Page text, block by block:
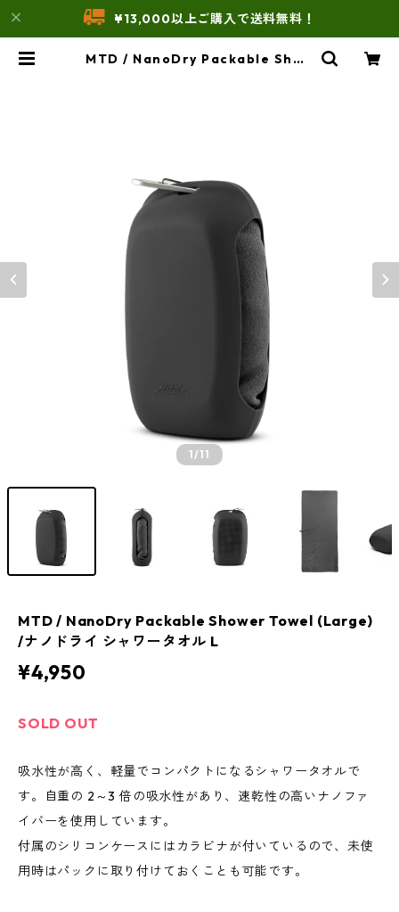
¥13,000以上ご購入で送料無料！
MTD / NanoDry Packable Show
1/11
MTD / NanoDry Packable Shower Towel (Large)
/ナノドライ シャワータオル L
¥4,950
SOLD OUT
吸水性が高く、軽量でコンパクトになるシャワータオルで
す。自重の 2～3 倍の吸水性があり、速乾性の高いナノファ
イバーを使用しています。
付属のシリコンケースにはカラビナが付いているので、未使
用時はパックに取り付けておくことも可能です。